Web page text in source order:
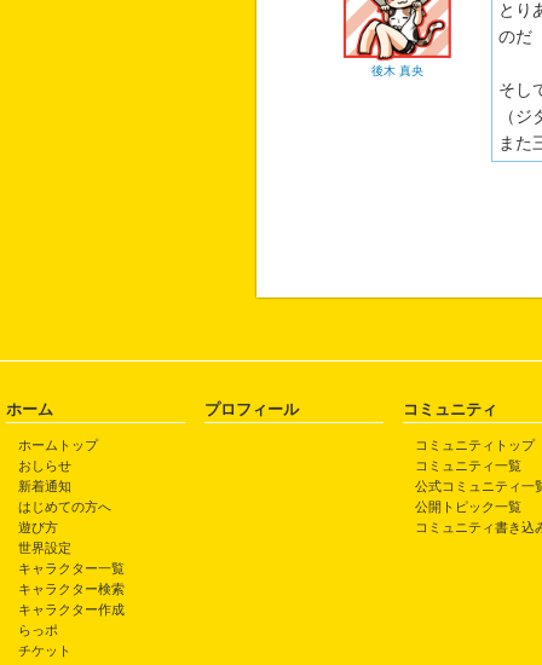
後木 真央
とり
のだ
そし
（ジ
また
ホーム
ホームトップ
おしらせ
新着通知
はじめての方へ
遊び方
世界設定
キャラクター一覧
キャラクター検索
キャラクター作成
らっポ
チケット
プロフィール コミュニティ
コミュニティトップ
コミュニティ一覧
公式コミュニティ一
公開トピック一覧
コミュニティ書き込